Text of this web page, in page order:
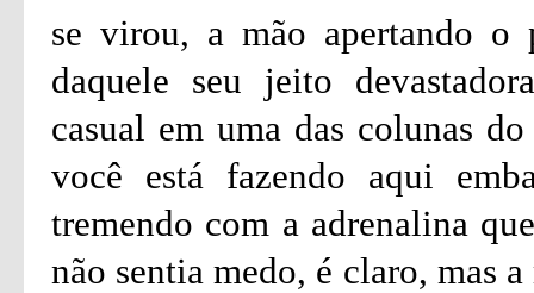
se virou, a mão apertando o
daquele seu jeito
casual em uma das colunas
você está fazendo aqui
tremendo com a adrenalina
não sentia medo, é claro, mas